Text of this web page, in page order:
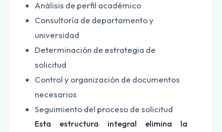
Análisis de perfil académico
Consultoría de departamento y
universidad
Determinación de estrategia de
solicitud
Control y organización de documentos
necesarios
Seguimiento del proceso de solicitud
Esta estructura integral elimina la